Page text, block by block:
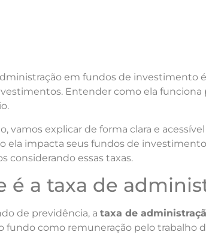
em fundos de investimento
Entender como ela
vamos explicar de forma clara e
ela impacta seus fundos de
considerando essas taxas.
é a taxa de
de previdência, a taxa de
fundo como remuneração pelo trabalho